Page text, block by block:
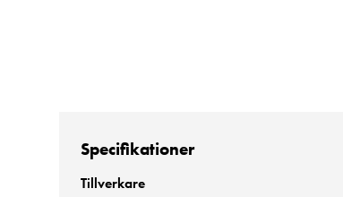
Specifikationer
Tillverkare